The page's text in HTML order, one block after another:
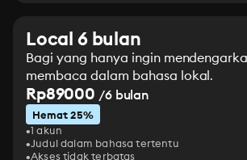
Local 6 bulan
Bagi yang hanya ingin
membaca dalam bahasa lokal.
Rp89000 /6 bulan
Hemat 25%
1 akun
Judul dalam bahasa tertentu
Akses tidak terbatas